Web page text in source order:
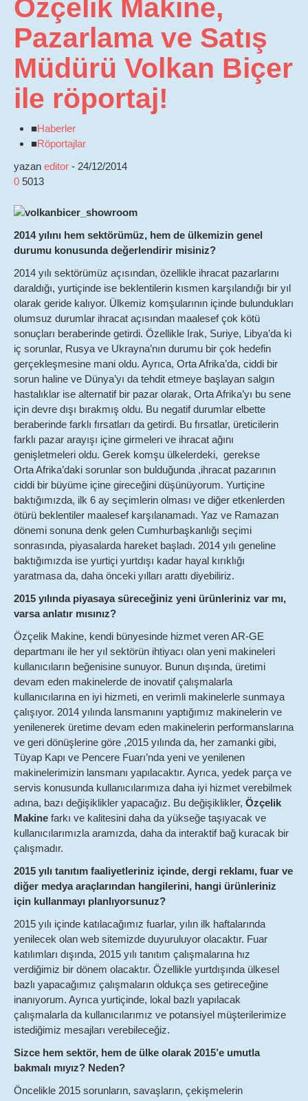
Özçelik Makine,
Pazarlama ve Satış
Müdürü Volkan Biçer
ile röportaj!
■Haberler
■Röportajlar
yazan editor - 24/12/2014
0 5013
2014 yılını hem sektörümüz, hem de ülkemizin genel
durumu konusunda değerlendirir misiniz?
2014 yılı sektörümüz açısından, özellikle ihracat pazarlarını
daraldığı, yurtiçinde ise beklentilerin kısmen karşılandığı bir yıl
olarak geride kalıyor. Ülkemiz komşularının içinde bulundukları
olumsuz durumlar ihracat açısından maalesef çok kötü
sonuçları beraberinde getirdi. Özellikle Irak, Suriye, Libya’da ki
iç sorunlar, Rusya ve Ukrayna’nın durumu bir çok hedefin
gerçekleşmesine mani oldu. Ayrıca, Orta Afrika’da, ciddi bir
sorun haline ve Dünya’yı da tehdit etmeye başlayan salgın
hastalıklar ise alternatif bir pazar olarak, Orta Afrika’yı bu sene
için devre dışı bırakmış oldu. Bu negatif durumlar elbette
beraberinde farklı fırsatları da getirdi. Bu fırsatlar, üreticilerin
farklı pazar arayışı içine girmeleri ve ihracat ağını
genişletmeleri oldu. Gerek komşu ülkelerdeki, gerekse
Orta Afrika’daki sorunlar son bulduğunda ,ihracat pazarının
ciddi bir büyüme içine gireceğini düşünüyorum. Yurtiçine
baktığımızda, ilk 6 ay seçimlerin olması ve diğer etkenlerden
ötürü beklentiler maalesef karşılanamadı. Yaz ve Ramazan
dönemi sonuna denk gelen Cumhurbaşkanlığı seçimi
sonrasında, piyasalarda hareket başladı. 2014 yılı geneline
baktığımızda ise yurtiçi yurtdışı kadar hayal kırıklığı
yaratmasa da, daha önceki yılları arattı diyebiliriz.
2015 yılında piyasaya süreceğiniz yeni ürünleriniz var mı,
varsa anlatır mısınız?
Özçelik Makine, kendi bünyesinde hizmet veren AR-GE
departmanı ile her yıl sektörün ihtiyacı olan yeni makineleri
kullanıcıların beğenisine sunuyor. Bunun dışında, üretimi
devam eden makinelerde de inovatif çalışmalarla
kullanıcılarına en iyi hizmeti, en verimli makinelerle sunmaya
çalışıyor. 2014 yılında lansmanını yaptığımız makinelerin ve
yenilenerek üretime devam eden makinelerin performanslarına
ve geri dönüşlerine göre ,2015 yılında da, her zamanki gibi,
Tüyap Kapı ve Pencere Fuarı’nda yeni ve yenilenen
makinelerimizin lansmanı yapılacaktır. Ayrıca, yedek parça ve
servis konusunda kullanıcılarımıza daha iyi hizmet verebilmek
adına, bazı değişiklikler yapacağız. Bu değişiklikler, Özçelik
Makine farkı ve kalitesini daha da yükseğe taşıyacak ve
kullanıcılarımızla aramızda, daha da interaktif bağ kuracak bir
çalışmadır.
2015 yılı tanıtım faaliyetleriniz içinde, dergi reklamı, fuar ve
diğer medya araçlarından hangilerini, hangi ürünleriniz
için kullanmayı planlıyorsunuz?
2015 yılı içinde katılacağımız fuarlar, yılın ilk haftalarında
yenilecek olan web sitemizde duyuruluyor olacaktır. Fuar
katılımları dışında, 2015 yılı tanıtım çalışmalarına hız
verdiğimiz bir dönem olacaktır. Özellikle yurtdışında ülkesel
bazlı yapacağımız çalışmaların oldukça ses getireceğine
inanıyorum. Ayrıca yurtiçinde, lokal bazlı yapılacak
çalışmalarla da kullanıcılarımız ve potansiyel müşterilerimize
istediğimiz mesajları verebileceğiz.
Sizce hem sektör, hem de ülke olarak 2015’e umutla
bakmalı mıyız? Neden?
Öncelikle 2015 sorunların, savaşların, çekişmelerin